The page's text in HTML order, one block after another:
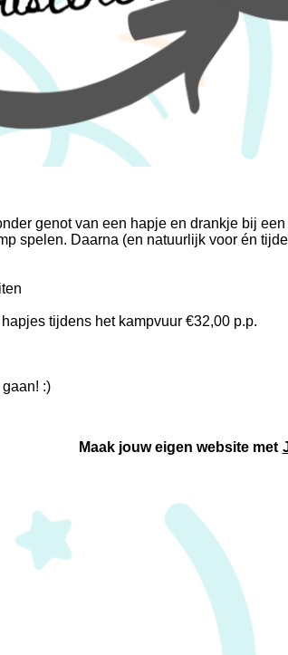
genot van een hapje en drankje bij
spelen. Daarna (en natuurlijk voor én
tijdens het kampvuur €32,00 p.p.
:)
Maak jouw eigen website met